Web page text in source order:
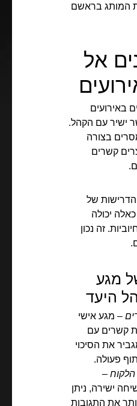
המותג בראשם
אל
באירועים
ישיר עם הקהל.
בצורה
קשרים
של
כאלה יכולה
זה נכון
מגע
היעד
– מגע אישי
קשרים עם
את הסיכוי
פעולה.
–
ישירה, ניתן
את התגובות